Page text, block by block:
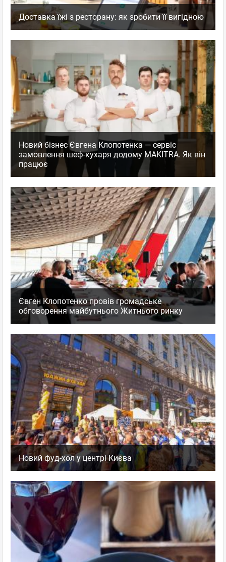
Доставка їжі з ресторану: як зробити її вигідною
Новий бізнес Євгена Клопотенка — сервіс
замовлення шеф-кухаря додому MAKITRA. Як він
працює
Євген Клопотенко провів громадське
обговорення майбутнього Житнього ринку
Новий фуд-хол у центрі Києва